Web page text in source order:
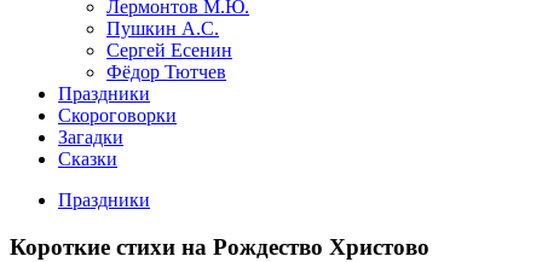
Лермонтов М.Ю.
Пушкин А.С.
Сергей Есенин
Фёдор Тютчев
Праздники
Скороговорки
Загадки
Сказки
Праздники
Короткие стихи на Рождество Христово